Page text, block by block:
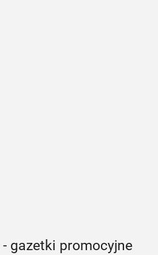
- gazetki promocyjne